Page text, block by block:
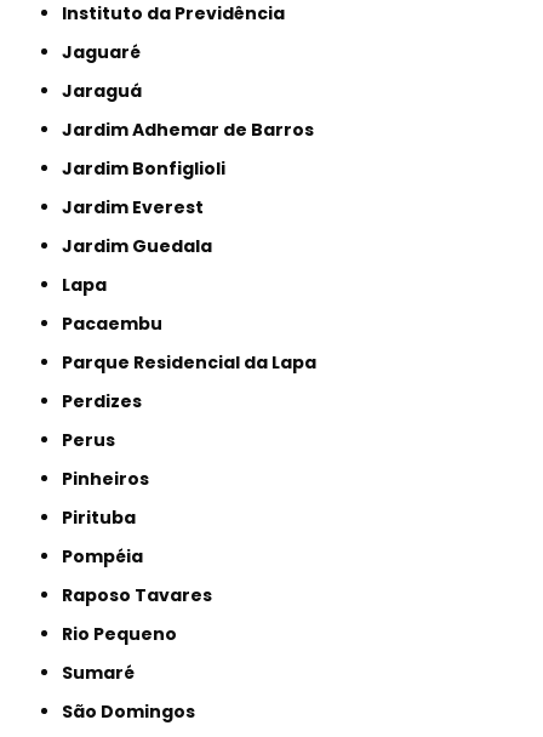
Instituto da Previdência
Jaguaré
Jaraguá
Jardim Adhemar de Barros
Jardim Bonfiglioli
Jardim Everest
Jardim Guedala
Lapa
Pacaembu
Parque Residencial da Lapa
Perdizes
Perus
Pinheiros
Pirituba
Pompéia
Raposo Tavares
Rio Pequeno
Sumaré
São Domingos